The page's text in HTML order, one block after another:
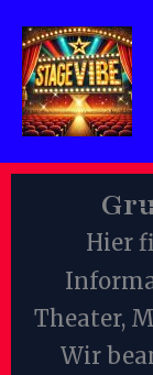
Inhalt
springen
Hier
Theater,
Wir